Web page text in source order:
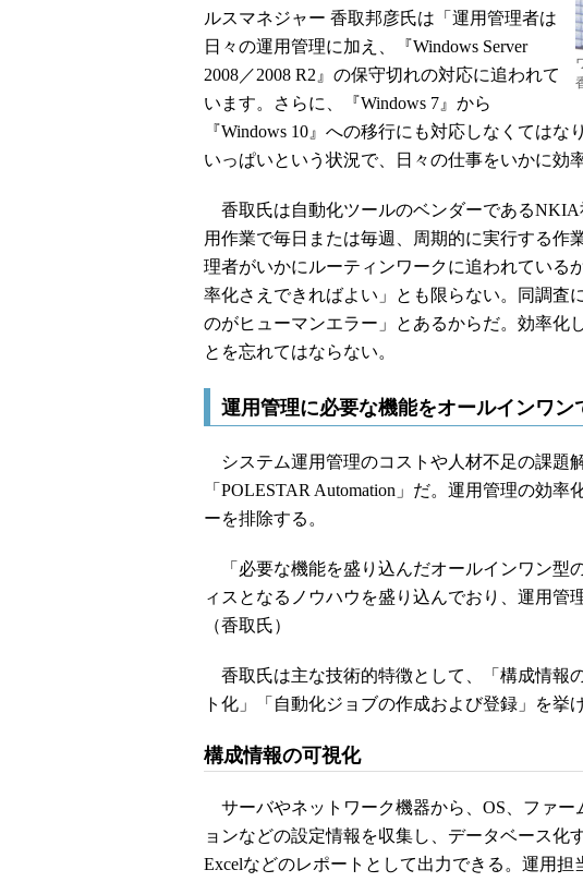
ルスマネジャー 香取邦彦氏は「運用管理者は
日々の運用管理に加え、『Windows Server
2008／2008 R2』の保守切れの対応に追われて
います。さらに、『Windows 7』から
『Windows 10』への移行にも対応しなくては
いっぱいという状況で、日々の仕事をいかに効
香取氏は自動化ツールのベンダーである
用作業で毎日または毎週、周期的に実行する作
理者がいかにルーティンワークに追われている
率化さえできればよい」とも限らない。同調査
のがヒューマンエラー」とあるからだ。効率化
とを忘れてはならない。
運用管理に必要な機能をオールインワ
システム運用管理のコストや人材不足の課題
「POLESTAR Automation」だ。運用管理の効
ーを排除する。
「必要な機能を盛り込んだオールインワン型
ィスとなるノウハウを盛り込んでおり、運用管
（香取氏）
香取氏は主な技術的特徴として、「構成情報
ト化」「自動化ジョブの作成および登録」を挙げ
構成情報の可視化
サーバやネットワーク機器から、OS、ファー
ョンなどの設定情報を収集し、データベース化
Excelなどのレポートとして出力できる。運用